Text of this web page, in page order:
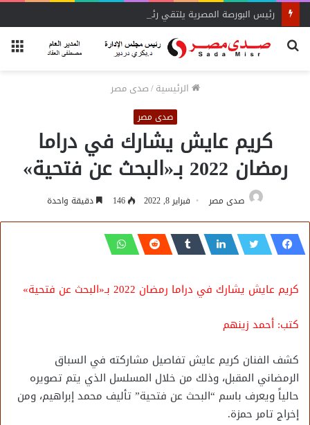
رئيس البورصة المصرية يلتقي رئيس جهاز التمثيل التجاري
بحث
الرئيسية/صدى مصر
صدى مصر
كريم عايش يشارك في دراما
رمضان 2022 بـ«البحث عن فتحية»
صدى مصر فبراير 8, 2022 146 دقيقة واحدة
كريم عايش يشارك في دراما رمضان 2022 بـ«البحث عن فتحية»
كتب: أحمد زينهم
كشف الفنان كريم عايش تفاصيل مشاركته في السباق
الرمضاني المقبل، وذلك من خلال المسلسل الذي يتم تصويره
حالياً ويعرف باسم “البحث عن فتحية” تأليف محمد إبراهيم، ومن
إخراج تامر حمزة.